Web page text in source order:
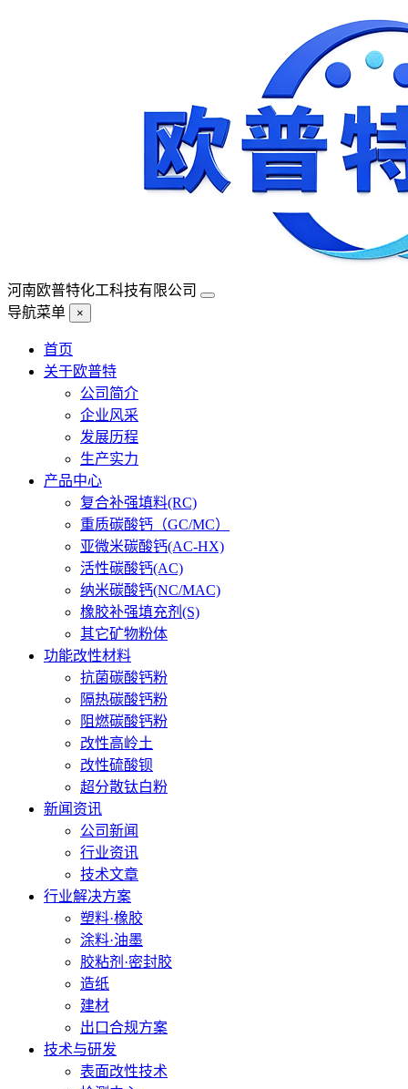
河南欧普特化工科技有限公司
导航菜单
×
首页
关于欧普特
公司简介
企业风采
发展历程
生产实力
产品中心
复合补强填料(RC)
重质碳酸钙（GC/MC）
亚微米碳酸钙(AC-HX)
活性碳酸钙(AC)
纳米碳酸钙(NC/MAC)
橡胶补强填充剂(S)
其它矿物粉体
功能改性材料
抗菌碳酸钙粉
隔热碳酸钙粉
阻燃碳酸钙粉
改性高岭土
改性硫酸钡
超分散钛白粉
新闻资讯
公司新闻
行业资讯
技术文章
行业解决方案
塑料·橡胶
涂料·油墨
胶粘剂·密封胶
造纸
建材
出口合规方案
技术与研发
表面改性技术